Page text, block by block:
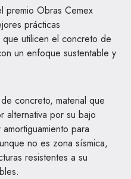
premio Obras Cemex
prácticas
que utilicen el concreto de
un enfoque sustentable y
concreto, material que
alternativa por su bajo
para
no es zona sísmica,
resistentes a su